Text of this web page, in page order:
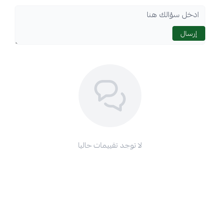
إرسال
لا توجد تقييمات حاليا